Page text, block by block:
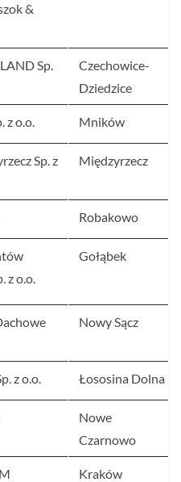
&
Sp.
Czechowice-
Dziedzice
z o.o. Mników
Sp. z
Międzyrzecz
Robakowo
z o.o.
Gołąbek
Nowy Sącz
z o.o. Łososina Dolna
Nowe
Czarnowo
Kraków